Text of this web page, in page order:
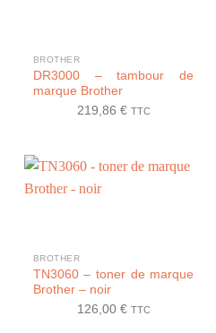
BROTHER
DR3000 – tambour de
marque Brother
219,86 € TTC
BROTHER
TN3060 – toner de marque
Brother – noir
126,00 € TTC